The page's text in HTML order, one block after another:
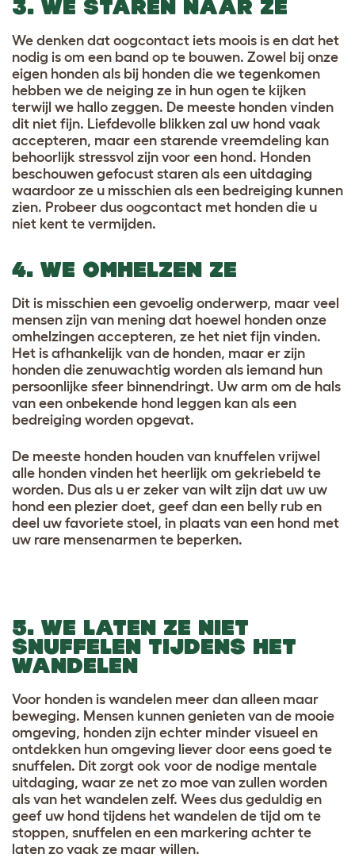
3. WE STAREN NAAR ZE
We denken dat oogcontact iets moois is en dat het
nodig is om een band op te bouwen. Zowel bij onze
eigen honden als bij honden die we tegenkomen
hebben we de neiging ze in hun ogen te kijken
terwijl we hallo zeggen. De meeste honden vinden
dit niet fijn. Liefdevolle blikken zal uw hond vaak
accepteren, maar een starende vreemdeling kan
behoorlijk stressvol zijn voor een hond. Honden
beschouwen gefocust staren als een uitdaging
waardoor ze u misschien als een bedreiging kunnen
zien. Probeer dus oogcontact met honden die u
niet kent te vermijden.
4. WE OMHELZEN ZE
Dit is misschien een gevoelig onderwerp, maar veel
mensen zijn van mening dat hoewel honden onze
omhelzingen accepteren, ze het niet fijn vinden.
Het is afhankelijk van de honden, maar er zijn
honden die zenuwachtig worden als iemand hun
persoonlijke sfeer binnendringt. Uw arm om de hals
van een onbekende hond leggen kan als een
bedreiging worden opgevat.
De meeste honden houden van knuffelen vrijwel
alle honden vinden het heerlijk om gekriebeld te
worden. Dus als u er zeker van wilt zijn dat uw uw
hond een plezier doet, geef dan een belly rub en
deel uw favoriete stoel, in plaats van een hond met
uw rare mensenarmen te beperken.
5. WE LATEN ZE NIET
SNUFFELEN TIJDENS HET
WANDELEN
Voor honden is wandelen meer dan alleen maar
beweging. Mensen kunnen genieten van de mooie
omgeving, honden zijn echter minder visueel en
ontdekken hun omgeving liever door eens goed te
snuffelen. Dit zorgt ook voor de nodige mentale
uitdaging, waar ze net zo moe van zullen worden
als van het wandelen zelf. Wees dus geduldig en
geef uw hond tijdens het wandelen de tijd om te
stoppen, snuffelen en een markering achter te
laten zo vaak ze maar willen.